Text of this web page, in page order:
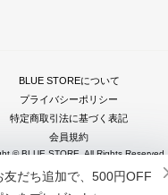
BLUE STOREについて
プライバシーポリシー
特定商取引法に基づく表記
会員規約
© BLUE STORE. All Rights Reserved.